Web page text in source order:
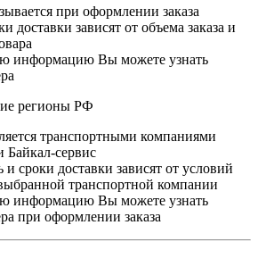
при оформлении заказа
доставки зависят от объема заказа и
информацию Вы можете узнать
регионы РФ
транспортными компаниями
сервис
и сроки доставки зависят от условий
транспортной компании
информацию Вы можете узнать
при оформлении заказа